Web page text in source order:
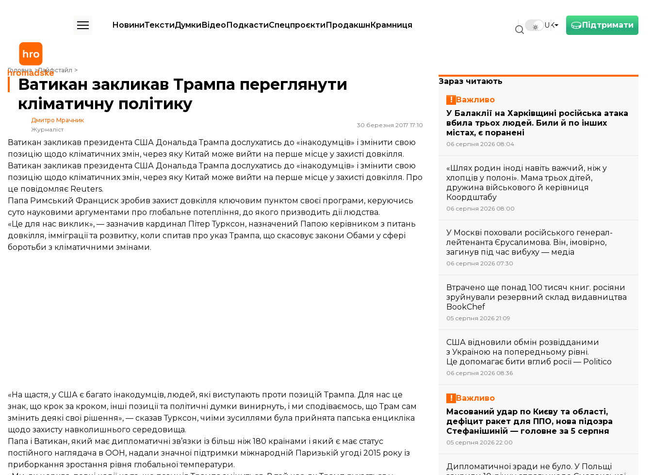
Підтримати
UK
НовиниТекстиДумкиВідеоПодкастиСпецпроєктиПродакшнКрамниця
Головна Лайфстайл
Ватикан закликав Трампа переглянути кліматичну політику
Ватикан закликав Трампа переглянути
кліматичну політику
Дмитро Мрачник
Журналіст
30 березня 2017 17:10
Ватикан закликав президента США Дональда Трампа дослухатись до «інакодумців» і змінити свою
позицію щодо кліматичних змін, через яку Китай може вийти на перше місце у захисті довкілля.
Ватикан закликав президента США Дональда Трампа дослухатись до «інакодумців» і змінити свою
позицію щодо кліматичних змін, через яку Китай може вийти на перше місце у захисті довкілля. Про
це повідомляє Reuters.
Папа Римський Франциск зробив захист довкілля ключовим пунктом своєї програми, керуючись
суто науковими аргументами про глобальне потепління, до якого призводить дії людства.
«Це для нас виклик», — зазначив кардинал Пітер Турксон, назначений Папою керівником з питань
довкілля, імміграції та розвитку, коли спитав про указ Трампа, що скасовує закони Обами у сфері
боротьби з кліматичними змінами.
«На щастя, у США є багато інакодумців, людей, які виступають проти позицій Трампа. Для нас це
знак, що крок за кроком, інші позиції та політичні думки винирнуть, і ми сподіваємось, що Трам сам
змінить деякі свої рішення», — сказав Турксон, чиїми зусиллями була прийнята папська енцикліка
щодо захисту навколишнього середовища.
Папа і Ватикан, який має дипломатичні зв’язки із більш ніж 180 країнами і який є має статус
постійного наглядача в ООН, надали значної підтримки міжнародній Паризькій угоді 2015 року із
приборкання зростання рівня глобальної температури.
Зараз читають
Важливо
У Балаклії на Харківщині російська атака
вбила трьох людей. Били й по інших
містах, є поранені
06 серпня 2026 08:04
«Шлях родин іноді навіть важчий, ніж у
хлопців у полоні». Мама трьох дітей,
дружина військового й керівниця
Коордштабу
06 серпня 2026 08:00
У Москві поховали російського генерал-
лейтенанта Єрусалимова. Він, імовірно,
загинув під час вибуху — медіа
06 серпня 2026 07:30
Втрачено ще понад 100 тисяч книг. росіяни
зруйнували резервний склад видавництва
BookChef
05 серпня 2026 21:09
США відновили обмін розвідданими
з Україною на попередньому рівні.
Це допомагає бити вглиб росії — Politico
06 серпня 2026 08:36
Важливо
Масований удар по Києву та області,
дефіцит ракет для ППО, нова підозра
Стефанішиній — головне за 5 серпня
05 серпня 2026 22:00
Дипломатичної зради не було. У Польщі